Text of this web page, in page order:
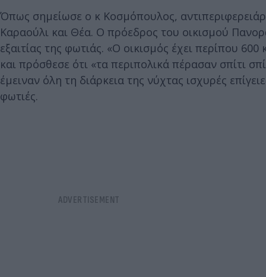
Όπως σημείωσε ο κ Κοσμόπουλος,
Καραούλι και Θέα. Ο πρόεδρος του οικισμού
εξαιτίας της φωτιάς. «Ο οικισμός έχει περίπου
και πρόσθεσε ότι «τα περιπολικά πέρασαν σπίτι
έμειναν όλη τη διάρκεια της νύχτας ισχυρές
φωτιές.